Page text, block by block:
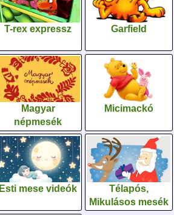
T-rex expressz Garfield
Magyar
népmesék
Micimackó
Esti mese videók
Télapós,
Mikulásos mesék